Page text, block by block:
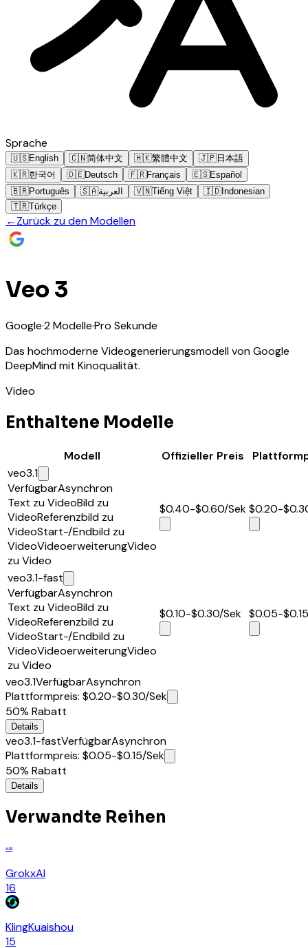
Sprache
🇺🇸English 🇨🇳简体中文 🇭🇰繁體中文 🇯🇵日本語
🇰🇷한국어 🇩🇪Deutsch 🇫🇷Français 🇪🇸Español
🇧🇷Português 🇸🇦العربية 🇻🇳Tiếng Việt 🇮🇩Indonesian
🇹🇷Türkçe
←Zurück zu den Modellen
Veo 3
Google·2Modelle·Pro Sekunde
Das hochmoderne Videogenerierungsmodell von Google
DeepMind mit Kinoqualität.
Video
Enthaltene Modelle
Modell Offizieller Preis
veo3.1
VerfügbarAsynchron
Text zu VideoBild zu
VideoReferenzbild zu
VideoStart-/Endbild zu
VideoVideoerweiterungVideo
zu Video
$0.40-$0.60/Sek$0.20-
veo3.1-fast
VerfügbarAsynchron
Text zu VideoBild zu
VideoReferenzbild zu
VideoStart-/Endbild zu
VideoVideoerweiterungVideo
zu Video
$0.10-$0.30/Sek $0.05-$0.15
veo3.1VerfügbarAsynchron
Plattformpreis: $0.20-$0.30/Sek
50% Rabatt
Details
veo3.1-fastVerfügbarAsynchron
Plattformpreis: $0.05-$0.15/Sek
50% Rabatt
Details
Verwandte Reihen
xAI
GrokxAI
16
KlingKuaishou
15